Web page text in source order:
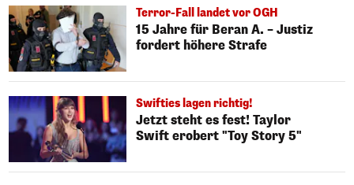
Terror-Fall landet vor OGH
15 Jahre für Beran A. – Justiz
fordert höhere Strafe
Swifties lagen richtig!
Jetzt steht es fest! Taylor
Swift erobert "Toy Story 5"